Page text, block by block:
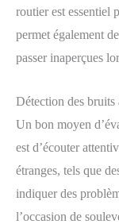
routier est essentiel
permet également
passer inaperçues
Détection des bruits
Un bon moyen
est d’écouter
étranges, tels que
indiquer des
l’occasion de